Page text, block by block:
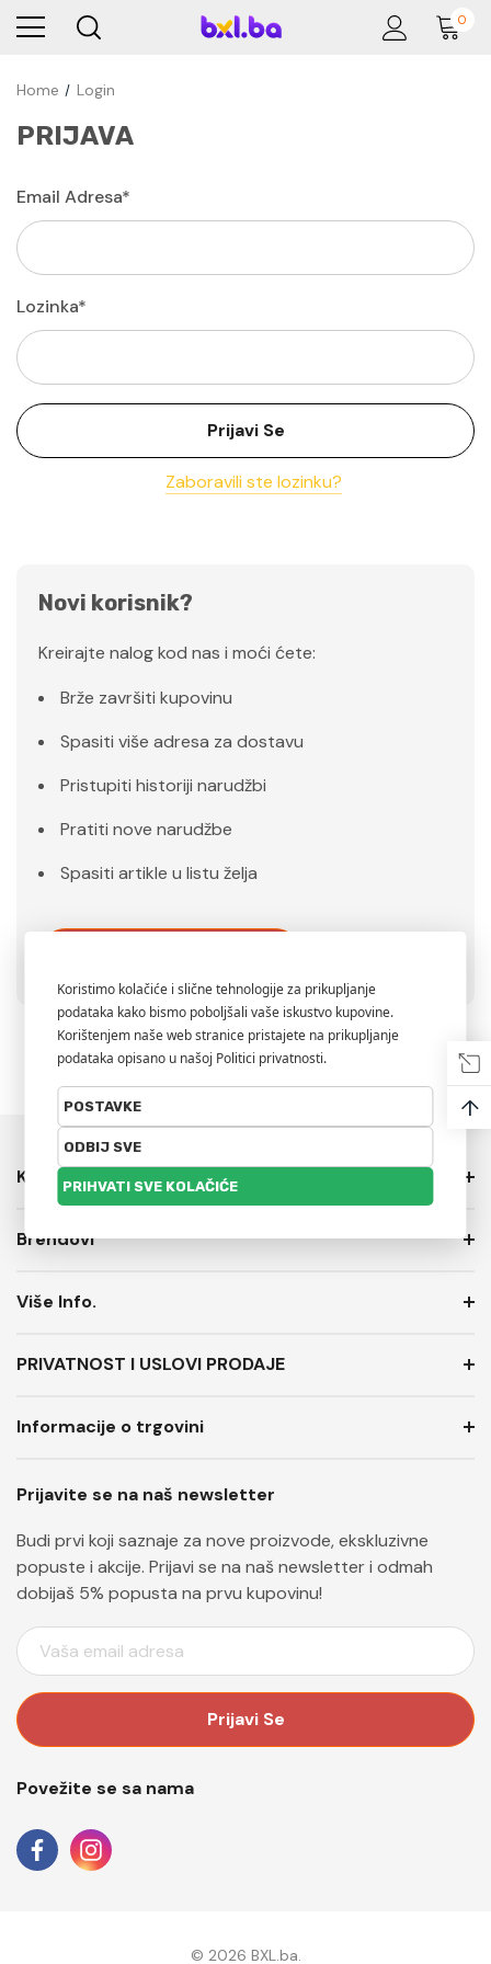
0
Home Login
PRIJAVA
Email Adresa*
Lozinka*
Zaboravili ste lozinku?
Novi korisnik?
Kreirajte nalog kod nas i moći ćete:
Brže završiti kupovinu
Spasiti više adresa za dostavu
Pristupiti historiji narudžbi
Pratiti nove narudžbe
Spasiti artikle u listu želja
Kategorije
Brendovi
Više Info.
PRIVATNOST I USLOVI PRODAJE
Prijavite se na naš newsletter
Budi prvi koji saznaje za nove proizvode, ekskluzivne
popuste i akcije. Prijavi se na naš newsletter i odmah
dobijaš 5% popusta na prvu kupovinu!
E
M
I
D
E
Informacije o trgovini
Povežite se sa nama
© 2026 BXL.ba.
↑